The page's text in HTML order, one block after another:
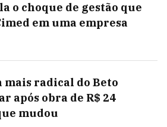
o choque de gestão que
em uma empresa
mais radical do Beto
após obra de R$ 24
mudou